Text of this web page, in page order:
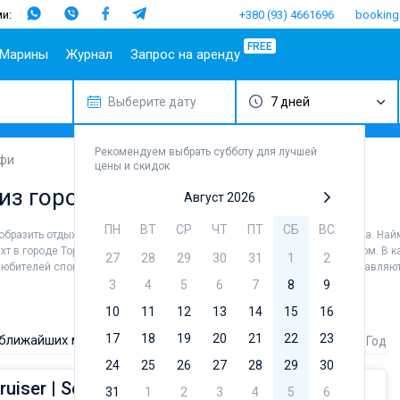
+380 (93) 4661696
Популярные
марины
Алимос Марина
Марина Далмация
Марина Баотич
Марина Мандалина
Марина Корнати
Марина Каштела
Дубровник
Марина Веруда
бренды
Fountaine
Испания
Ибица
Майорка
Тенерифе
Португалия
Мадейра
Италия
Неаполь
Сардиния
Сицилия
Марины Журнал Запрос на аренду FREE
Выберите дату
Рекомендуем выбрать субботу для лучшей
цены и скидок
Август 2026
ПН ВТ СР ЧТ ПТ СБ
ВС
27
28 29 30 31 1
2
3
4 5 6 7 8
9
10
11 12 13 14 15
16
17
18 19 20 21 22
23
24
25 26 27 28 29
30
31
1 2 3 4 5 6
7 дней
города Торре Архирафи
отдых и насладиться незабываемыми видами в округе города.
в городе Торре Архирафи без шкипера, чтобы лично управлять судном. В
спокойного отдыха, так и для яхтсменов, которые не
местах: Стоимость Длина Год
| Seven